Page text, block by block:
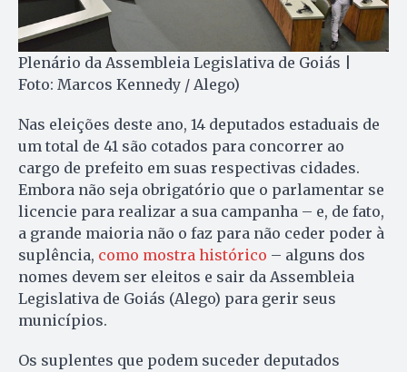
Plenário da Assembleia Legislativa de Goiás |
Foto: Marcos Kennedy / Alego)
Nas eleições deste ano, 14 deputados estaduais de
um total de 41 são cotados para concorrer ao
cargo de prefeito em suas respectivas cidades.
Embora não seja obrigatório que o parlamentar se
licencie para realizar a sua campanha – e, de fato,
a grande maioria não o faz para não ceder poder à
suplência, como mostra histórico – alguns dos
nomes devem ser eleitos e sair da Assembleia
Legislativa de Goiás (Alego) para gerir seus
municípios.
Os suplentes que podem suceder deputados